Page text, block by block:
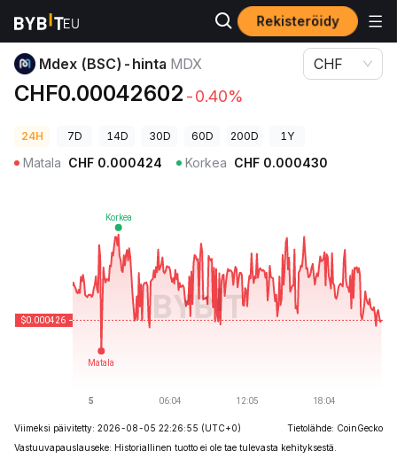
Rekisteröidy
Kryptohinnat
Mdex (BSC)-hinta MDX
CHF0.00042602 -0.40%
CHF
24H 7D 14D 30D 60D 200D 1Y
Matala CHF 0.000424 Korkea CHF 0.000430
Viimeksi päivitetty: 2026-08-05 22:26:55 (UTC+0)
Tietolähde: CoinGecko
Vastuuvapauslauseke: Historiallinen tuotto ei ole tae tulevasta kehityksestä.